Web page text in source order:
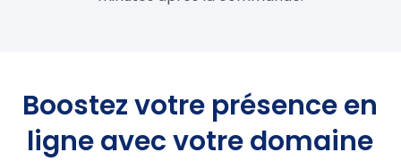
Boostez votre présence en
ligne avec votre domaine